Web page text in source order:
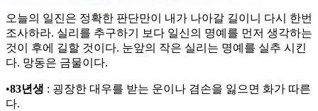
오늘의 일진은 정확한 판단만이 내가 나아갈 길이니 다시 한번
조사하라. 실리를 추구하기 보다 일신의 명예를 먼저 생각하는
것이 후에 길할 것이다. 눈앞의 작은 실리는 명예를 실추 시킨
다. 망동은 금물이다.
•83년생 : 굉장한 대우를 받는 운이나 겸손을 잃으면 화가 따른
다.